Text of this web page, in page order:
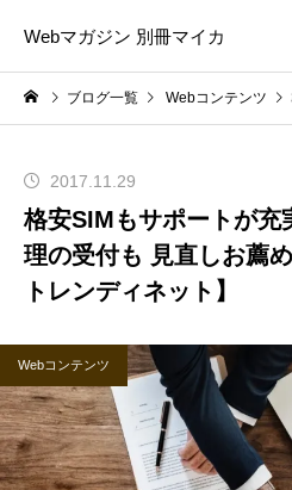
Webマガジン 別冊マイカ
ブログ一覧 Webコンテンツ
2017.11.29
格安SIMもサポートが
理の受付も 見直しお薦
トレンディネット】
Webコンテンツ